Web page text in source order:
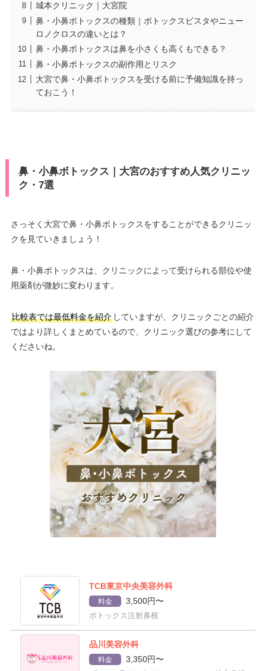
城本クリニック｜大宮院
鼻・小鼻ボトックスの種類｜ボトックスビスタやニュー
ロノクロスの違いとは？
鼻・小鼻ボトックスは鼻を小さくも高くもできる？
鼻・小鼻ボトックスの副作用とリスク
大宮で鼻・小鼻ボトックスを受ける前に予備知識を持っ
ておこう！
鼻・小鼻ボトックス｜大宮のおすすめ人気クリニッ
ク・7選
さっそく大宮で鼻・小鼻ボトックスをすることができるクリニッ
クを見ていきましょう！
鼻・小鼻ボトックスは、クリニックによって受けられる部位や使
用薬剤が微妙に変わります。
比較表では最低料金を紹介していますが、クリニックごとの紹介
ではより詳しくまとめているので、クリニック選びの参考にして
くださいね。
TCB東京中央美容外科
料金 3,500円〜
ボトックス注射鼻根
品川美容外科
料金 3,350円〜